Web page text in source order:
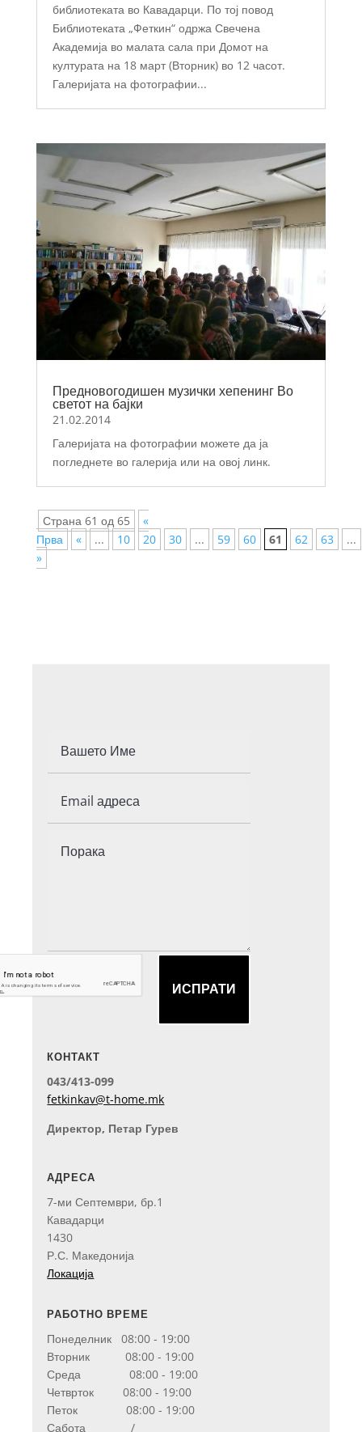
библиотеката во Кавадарци. По тој повод
Библиотеката „Феткин“ одржа Свечена
Академија во малата сала при Домот на
културата на 18 март (Вторник) во 12 часот.
Галеријата на фотографии...
Предновогодишен музички хепенинг Во
светот на бајки
21.02.2014
Галеријата на фотографии можете да ја
погледнете во галерија или на овој линк.
Страна 61 од 65
«
Прва
« ... 10 20 30 ... 59 60 61 62 63
...
»
ИСПРАТИ
КОНТАКТ
043/413-099
fetkinkav@t-home.mk
Директор, Петар Гурев
АДРЕСА
7-ми Септември, бр.1
Кавадарци
1430
Р.С. Македонија
Локација
РАБОТНО ВРЕМЕ
Понеделник 08:00 - 19:00
Вторник 08:00 - 19:00
Среда 08:00 - 19:00
Четврток 08:00 - 19:00
Петок 08:00 - 19:00
Сабота /